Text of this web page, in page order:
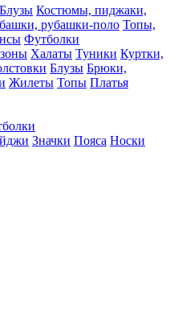
Блузы Костюмы, пиджаки,
рубашки-поло Топы,
Футболки
Халаты Туники Куртки,
Блузы Брюки,
Жилеты Топы Платья
Значки Пояса Носки